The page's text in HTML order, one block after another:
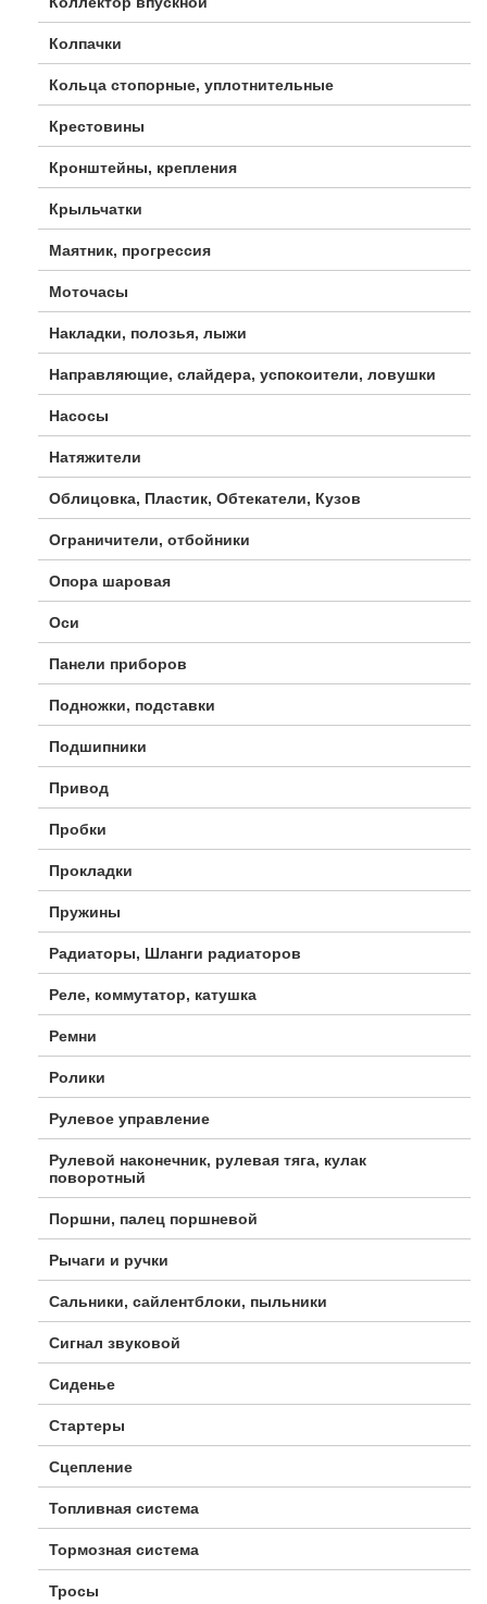
Колпачки
Кольца стопорные, уплотнительные
Крестовины
Кронштейны, крепления
Крыльчатки
Маятник, прогрессия
Моточасы
Накладки, полозья, лыжи
Направляющие, слайдера, успокоители, ловушки
Насосы
Натяжители
Облицовка, Пластик, Обтекатели, Кузов
Ограничители, отбойники
Опора шаровая
Оси
Панели приборов
Подножки, подставки
Подшипники
Привод
Пробки
Прокладки
Пружины
Радиаторы, Шланги радиаторов
Реле, коммутатор, катушка
Ремни
Ролики
Рулевое управление
Рулевой наконечник, рулевая тяга, кулак
поворотный
Поршни, палец поршневой
Рычаги и ручки
Сальники, сайлентблоки, пыльники
Сигнал звуковой
Сиденье
Стартеры
Сцепление
Топливная система
Тормозная система
Тросы